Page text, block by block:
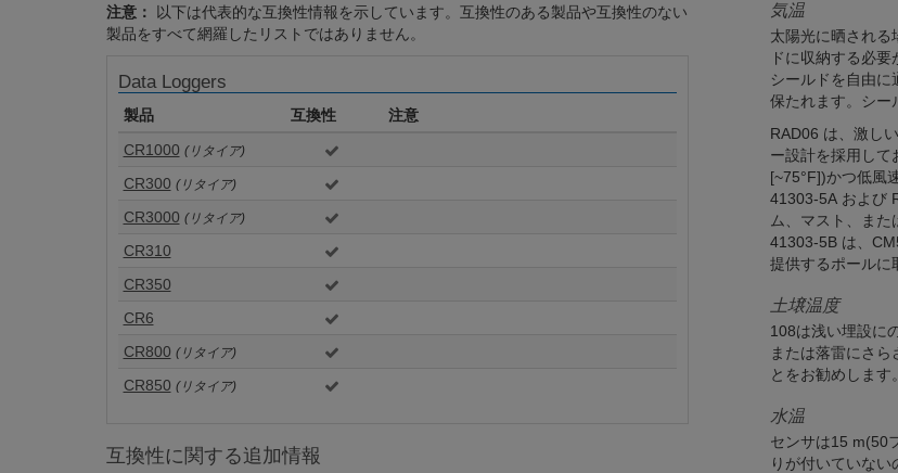
注意：
以下は代表的な互換性情報を示しています。互換性のある製品や互換性のない
製品をすべて網羅したリストではありません。
Data Loggers
製品 互換性
注意
CR1000 (リタイア)
CR300 (リタイア)
CR3000 (リタイア)
CR310
CR350
CR6
CR800 (リタイア)
CR850 (リタイア)
互換性に関する追加情報
気温
太陽光に晒され
ドに収納する必
シールドを自由
保たれます。シー
RAD06 は、激し
ー設計を採用して
[~75°F])かつ低風
41303-5A および
ム、マスト、また
41303-5B は、
提供するポールに
土壌温度
108は浅い埋設に
または落雷にさ
とをお勧めします。
水温
センサは15 m(50
りが付いていな